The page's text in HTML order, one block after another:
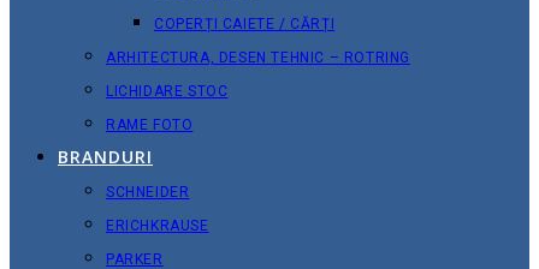
COPERȚI CAIETE / CĂRȚI
ARHITECTURA, DESEN TEHNIC – ROTRING
LICHIDARE STOC
RAME FOTO
BRANDURI
SCHNEIDER
ERICHKRAUSE
PARKER